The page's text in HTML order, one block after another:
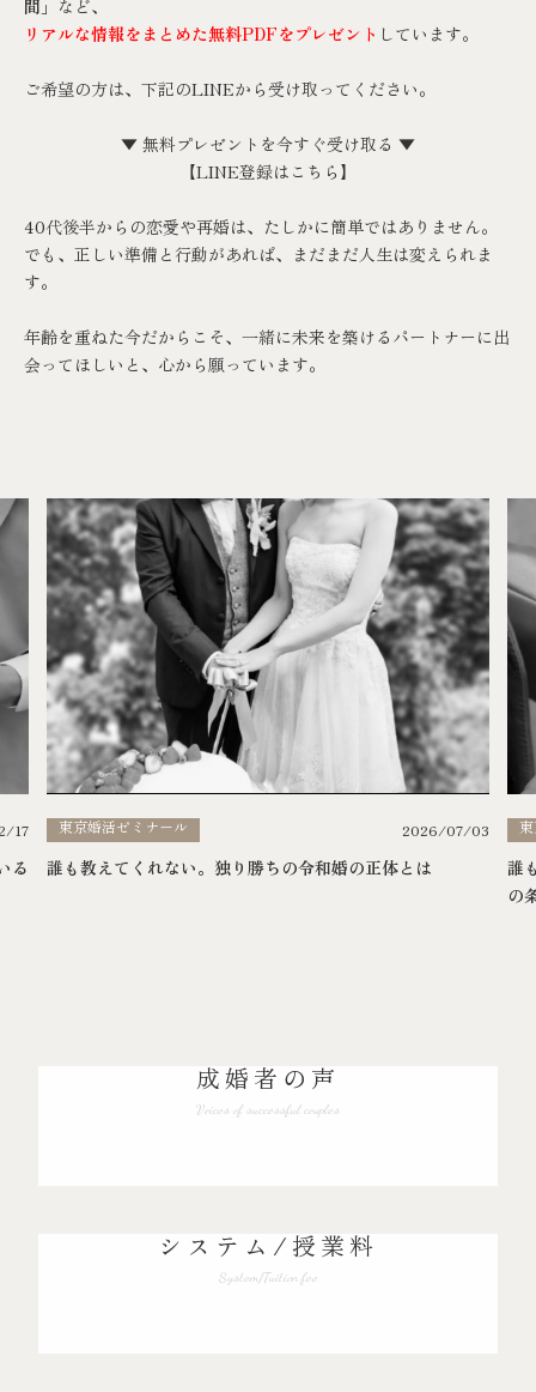
間」 など、
リアルな情報をまとめた無料PDFをプレゼント しています。
ご希望の方は、下記のLINEから受け取ってください。
▼ 無料プレゼントを今すぐ受け取る ▼
【LINE登録はこちら 】
40代後半からの恋愛や再婚は、たしかに簡単ではありません。
でも、正しい準備と行動があれば、まだまだ人生は変えられま
す。
年齢を重ねた今だからこそ、一緒に未来を築けるパートナーに出
会ってほしいと、心から願っています。
17
る
東京婚活ゼミナール 2026/07/03
誰も教えてくれない。独り勝ちの令和婚の正体とは
誰
の
成婚者の声
Voices of successful couples
システム/授業料
System/Tuition fee